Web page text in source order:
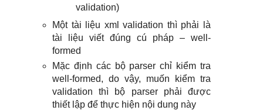
validation)
Một tài liệu xml validation thì phải là
tài liệu viết đúng cú pháp – well-
formed
Mặc định các bộ parser chỉ kiểm tra
well-formed, do vậy, muốn kiểm tra
validation thì bộ parser phải được
thiết lập để thực hiện nội dung này